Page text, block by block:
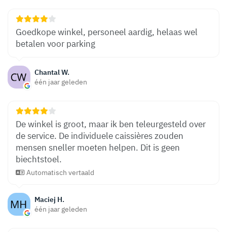
Chantal W.
één jaar geleden
Goedkope winkel, personeel aardig, helaas wel
betalen voor parking
Maciej H.
één jaar geleden
De winkel is groot, maar ik ben teleurgesteld over
de service. De individuele caissières zouden
mensen sneller moeten helpen. Dit is geen
biechtstoel.
Automatisch vertaald